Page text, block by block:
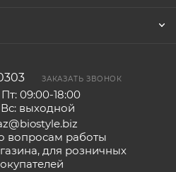
ЗАКАЗАТЬ ЗВОНОК
09:00-18:00
выходной
вопросам работы
для розничных